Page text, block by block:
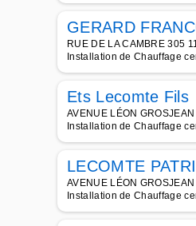
GERARD
RUE DE LA CAMBRE 305
Installation de Chauffage
Ets Lecomte Fils
AVENUE LÉON
Installation de Chauffage
LECOMTE
AVENUE LÉON
Installation de Chauffage